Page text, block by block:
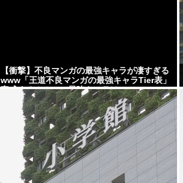
【衝撃】不良マンガの最強キャラが凄すぎる
www「王道不良マンガの最強キャラTier表」
完成する！！この最強キャラは…